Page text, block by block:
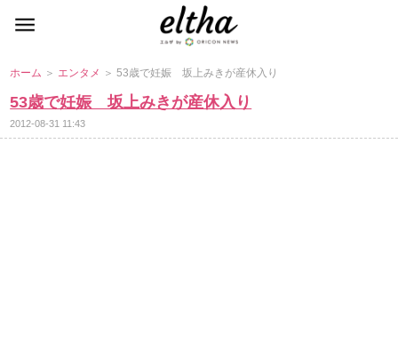
ホーム ＞ エンタメ ＞ 53歳で妊娠 坂上みきが産休入り
53歳で妊娠 坂上みきが産休入り
2012-08-31 11:43